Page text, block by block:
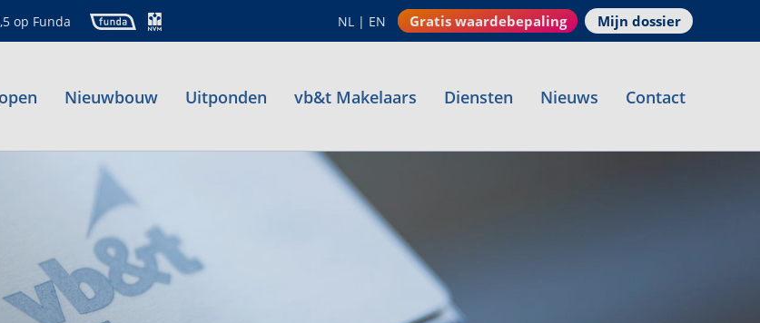
op Funda NL | EN Gratis waardebepaling Mijn dossier
Nieuwbouw Uitponden vb&t Makelaars Diensten Nieuws Contact